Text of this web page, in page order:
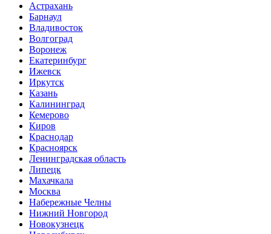
Астрахань
Барнаул
Владивосток
Волгоград
Воронеж
Екатеринбург
Ижевск
Иркутск
Казань
Калининград
Кемерово
Киров
Краснодар
Красноярск
Ленинградская область
Липецк
Махачкала
Москва
Набережные Челны
Нижний Новгород
Новокузнецк